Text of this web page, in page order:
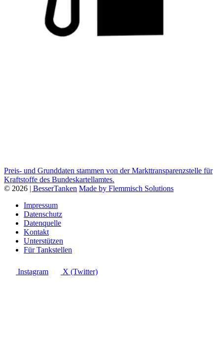
Preis- und Grunddaten stammen von der Markttransparenzstelle für
Kraftstoffe des Bundeskartellamtes.
© 2026 | BesserTanken Made by Flemmisch Solutions
Impressum
Datenschutz
Datenquelle
Kontakt
Unterstützen
Für Tankstellen
Instagram X (Twitter)